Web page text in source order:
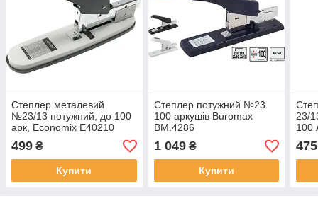
Степлер металевий
№23/13 потужний, до 100
арк, Economix E40210
499 ₴
Купити
Степлер потужний №23
100 аркушів Buromax
BM.4286
1 049₴
Купити
23/
100
475